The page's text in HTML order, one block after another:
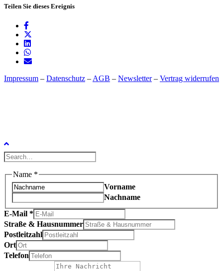
Teilen Sie dieses Ereignis
Impressum – Datenschutz – AGB – Newsletter– Vertrag widerrufen
Name *
Vorname
Nachname
E-Mail *
Straße & Hausnummer
Postleitzahl
Ort
Telefon